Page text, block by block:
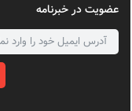
عضویت در خبرنامه